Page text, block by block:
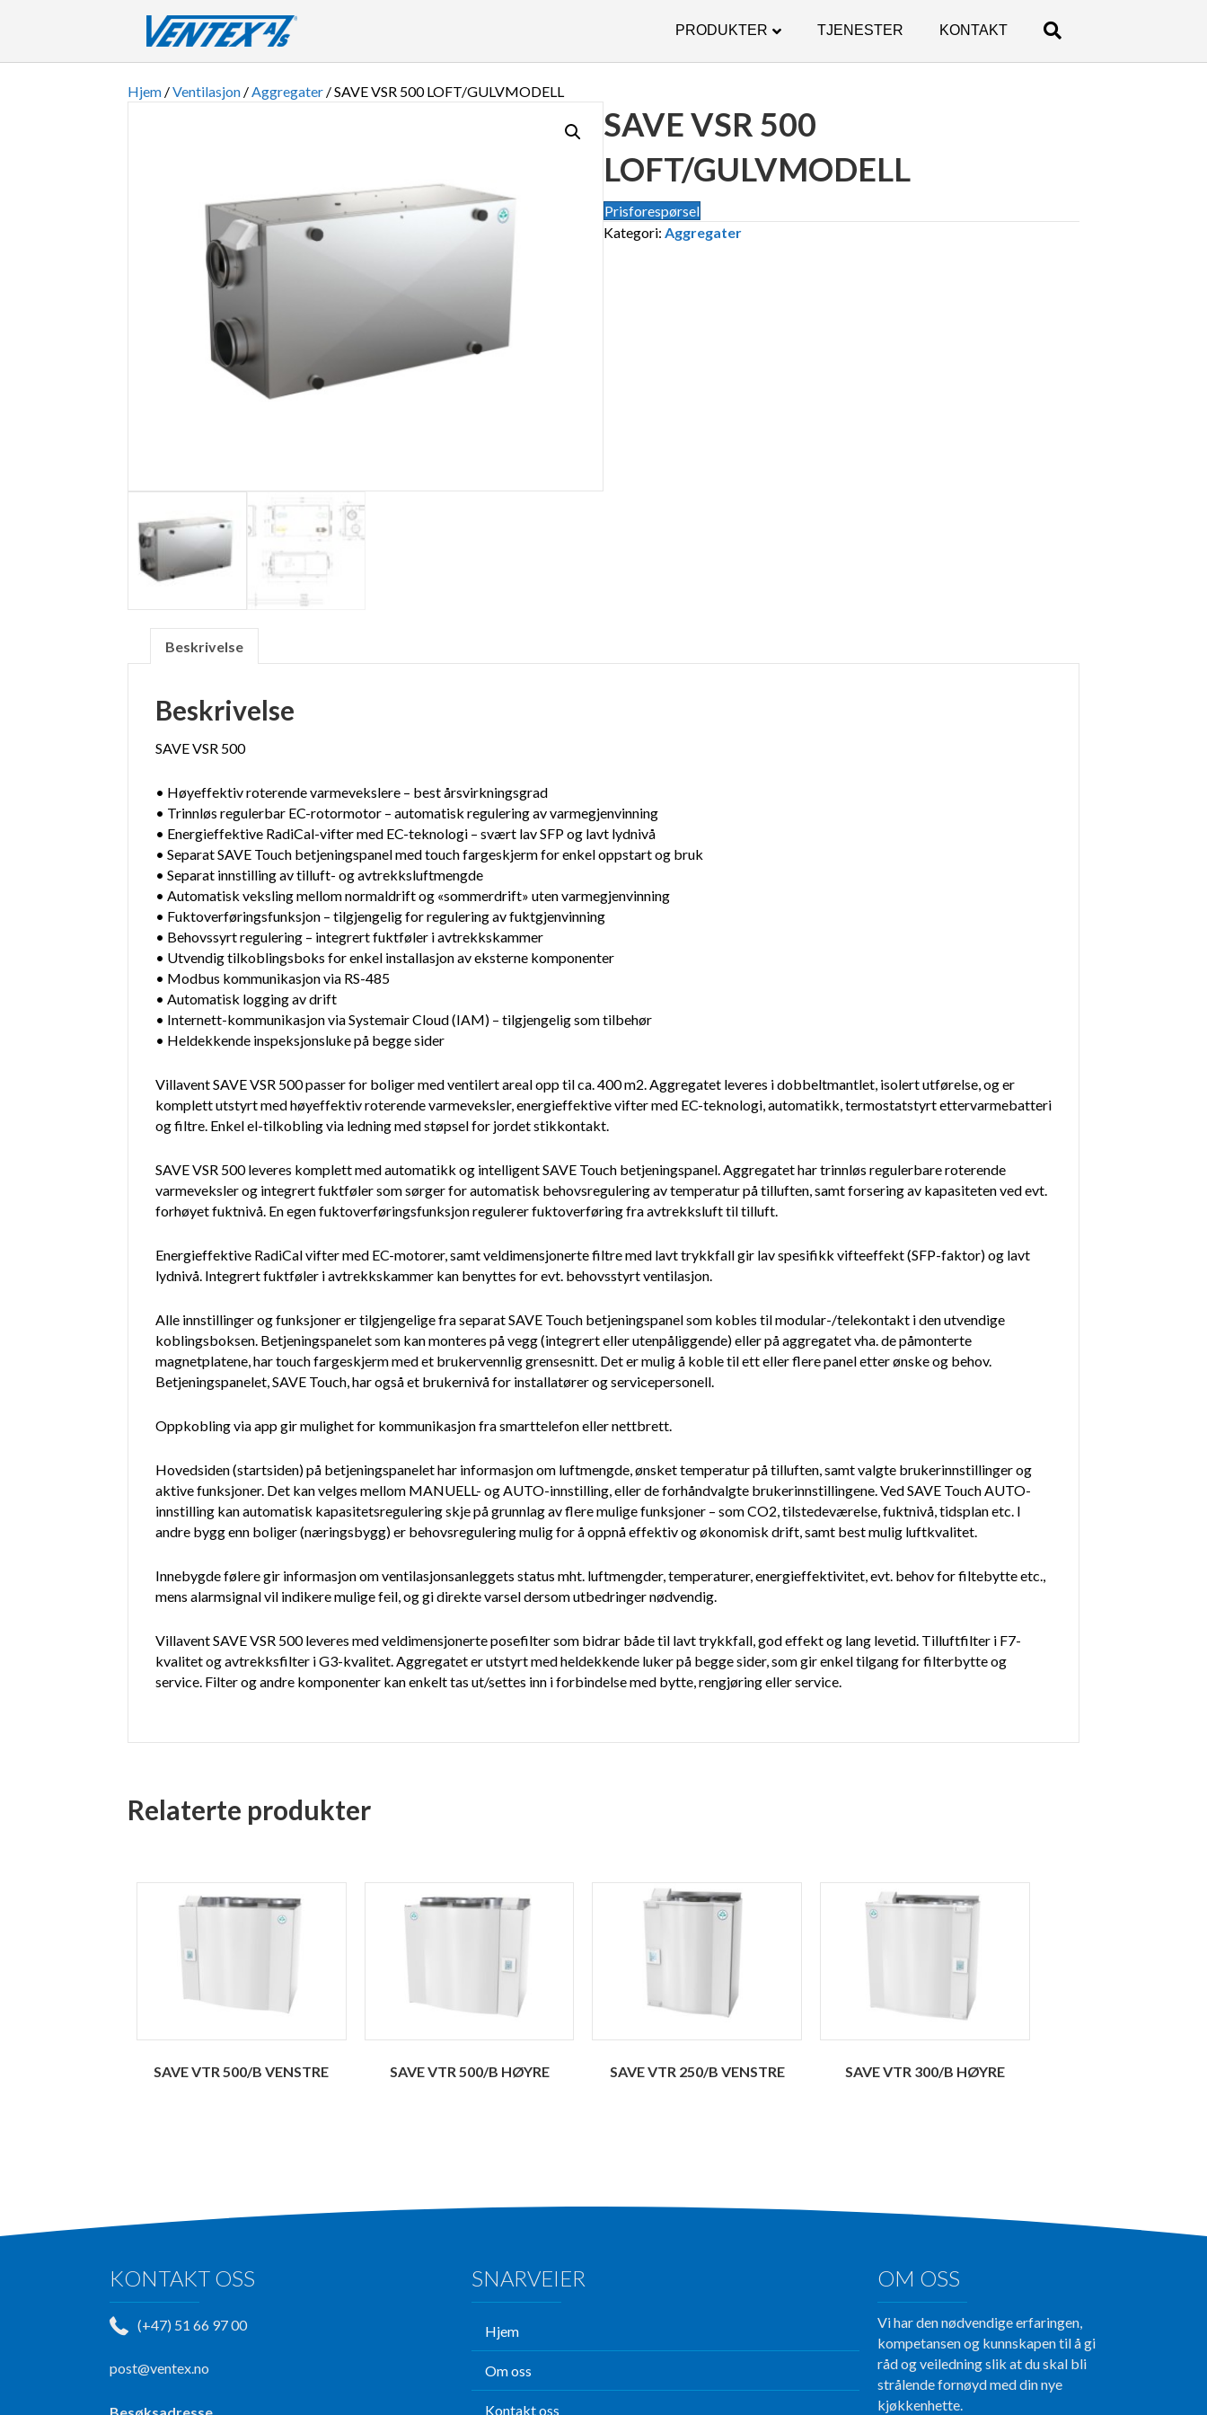
PRODUKTER TJENESTER KONTAKT
Hjem /Ventilasjon /Aggregater / SAVE VSR 500 LOFT/GULVMODELL
SAVE VSR 500
LOFT/GULVMODELL
Prisforespørsel
Kategori: Aggregater
Beskrivelse
Beskrivelse
SAVE VSR 500
• Høyeffektiv roterende varmevekslere – best årsvirkningsgrad
• Trinnløs regulerbar EC-rotormotor – automatisk regulering av varmegjenvinning
• Energieffektive RadiCal-vifter med EC-teknologi – svært lav SFP og lavt lydnivå
• Separat SAVE Touch betjeningspanel med touch fargeskjerm for enkel oppstart og bruk
• Separat innstilling av tilluft- og avtrekksluftmengde
• Automatisk veksling mellom normaldrift og «sommerdrift» uten varmegjenvinning
• Fuktoverføringsfunksjon – tilgjengelig for regulering av fuktgjenvinning
• Behovssyrt regulering – integrert fuktføler i avtrekkskammer
• Utvendig tilkoblingsboks for enkel installasjon av eksterne komponenter
• Modbus kommunikasjon via RS-485
• Automatisk logging av drift
• Internett-kommunikasjon via Systemair Cloud (IAM) – tilgjengelig som tilbehør
• Heldekkende inspeksjonsluke på begge sider
Villavent SAVE VSR 500 passer for boliger med ventilert areal opp til ca. 400 m2. Aggregatet leveres i dobbeltmantlet, isolert utførelse, og er
komplett utstyrt med høyeffektiv roterende varmeveksler, energieffektive vifter med EC-teknologi, automatikk, termostatstyrt ettervarmebatteri
og filtre. Enkel el-tilkobling via ledning med støpsel for jordet stikkontakt.
SAVE VSR 500 leveres komplett med automatikk og intelligent SAVE Touch betjeningspanel. Aggregatet har trinnløs regulerbare roterende
varmeveksler og integrert fuktføler som sørger for automatisk behovsregulering av temperatur på tilluften, samt forsering av kapasiteten ved evt.
forhøyet fuktnivå. En egen fuktoverføringsfunksjon regulerer fuktoverføring fra avtrekksluft til tilluft.
Energieffektive RadiCal vifter med EC-motorer, samt veldimensjonerte filtre med lavt trykkfall gir lav spesifikk vifteeffekt (SFP-faktor) og lavt
lydnivå. Integrert fuktføler i avtrekkskammer kan benyttes for evt. behovsstyrt ventilasjon.
Alle innstillinger og funksjoner er tilgjengelige fra separat SAVE Touch betjeningspanel som kobles til modular-/telekontakt i den utvendige
koblingsboksen. Betjeningspanelet som kan monteres på vegg (integrert eller utenpåliggende) eller på aggregatet vha. de påmonterte
magnetplatene, har touch fargeskjerm med et brukervennlig grensesnitt. Det er mulig å koble til ett eller flere panel etter ønske og behov.
Betjeningspanelet, SAVE Touch, har også et brukernivå for installatører og servicepersonell.
Oppkobling via app gir mulighet for kommunikasjon fra smarttelefon eller nettbrett.
Hovedsiden (startsiden) på betjeningspanelet har informasjon om luftmengde, ønsket temperatur på tilluften, samt valgte brukerinnstillinger og
aktive funksjoner. Det kan velges mellom MANUELL- og AUTO-innstilling, eller de forhåndvalgte brukerinnstillingene. Ved SAVE Touch AUTO-
innstilling kan automatisk kapasitetsregulering skje på grunnlag av flere mulige funksjoner – som CO2, tilstedeværelse, fuktnivå, tidsplan etc. I
andre bygg enn boliger (næringsbygg) er behovsregulering mulig for å oppnå effektiv og økonomisk drift, samt best mulig luftkvalitet.
Innebygde følere gir informasjon om ventilasjonsanleggets status mht. luftmengder, temperaturer, energieffektivitet, evt. behov for filtebytte etc.,
mens alarmsignal vil indikere mulige feil, og gi direkte varsel dersom utbedringer nødvendig.
Villavent SAVE VSR 500 leveres med veldimensjonerte posefilter som bidrar både til lavt trykkfall, god effekt og lang levetid. Tilluftfilter i F7-
kvalitet og avtrekksfilter i G3-kvalitet. Aggregatet er utstyrt med heldekkende luker på begge sider, som gir enkel tilgang for filterbytte og
service. Filter og andre komponenter kan enkelt tas ut/settes inn i forbindelse med bytte, rengjøring eller service.
Relaterte produkter
SAVE VTR 500/B VENSTRE SAVE VTR 500/B HØYRE SAVE VTR 250/B VENSTRE SAVE VTR 300/B HØYRE
KONTAKT OSS
(+47) 51 66 97 00
post@ventex.no
SNARVEIER
Hjem
Om oss
Kontakt oss
OM OSS
Vi har den nødvendige erfaringen,
kompetansen og kunnskapen til å gi
råd og veiledning slik at du skal bli
strålende fornøyd med din nye
kjøkkenhette.